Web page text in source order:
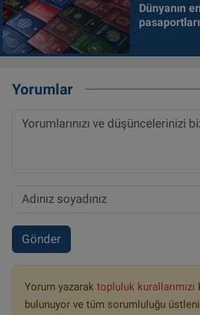
Dünyanın
Yorumlar
Gönder
Yorum yazarak topluluk kurallarımızı
bulunuyor ve tüm sorumluluğu